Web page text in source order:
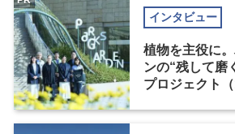
インタビュー
植物を主役に
ンの“残して磨
プロジェクト（